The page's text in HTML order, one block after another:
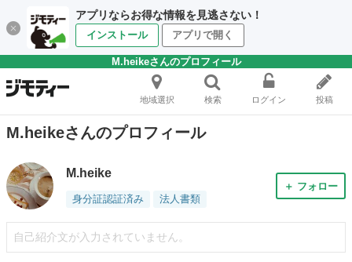
アプリならお得な情報を見逃さない！
インストール アプリで開く
M.heikeさんのプロフィール
地域選択 検索 ログイン 投稿
M.heikeさんのプロフィール
M.heike
身分証認証済み 法人書類
＋ フォロー
自己紹介文が入力されていません。